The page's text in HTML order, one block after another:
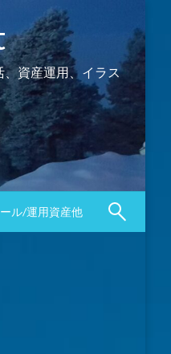
、資産運用、イラス
ル/運用資産他